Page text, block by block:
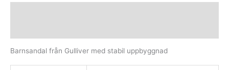
Barnsandal från Gulliver med stabil uppbyggnad